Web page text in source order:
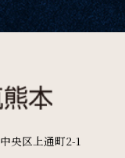
央区上通町2-1